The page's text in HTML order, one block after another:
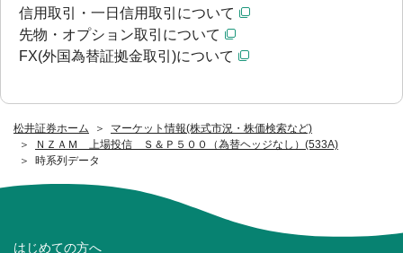
松井証券ホーム
マーケット情報(株式市況・株価検索など)
ＮＺＡＭ 上場投信 Ｓ＆Ｐ５００（為替ヘッジなし）(533A)
時系列データ
信用取引・一日信用取引について
先物・オプション取引について
FX(外国為替証拠金取引)について
はじめての方へ